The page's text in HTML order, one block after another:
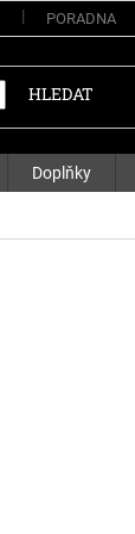
PORADNA
HLEDAT
Doplňky